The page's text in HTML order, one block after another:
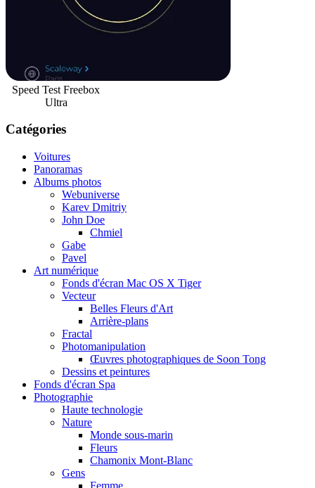
Speed Test Freebox
Ultra
Catégories
Voitures
Panoramas
Albums photos
Webuniverse
Karev Dmitriy
John Doe
Chmiel
Gabe
Pavel
Art numérique
Fonds d'écran Mac OS X Tiger
Vecteur
Belles Fleurs d'Art
Arrière-plans
Fractal
Photomanipulation
Œuvres photographiques de Soon Tong
Dessins et peintures
Fonds d'écran Spa
Photographie
Haute technologie
Nature
Monde sous-marin
Fleurs
Chamonix Mont-Blanc
Gens
Femme